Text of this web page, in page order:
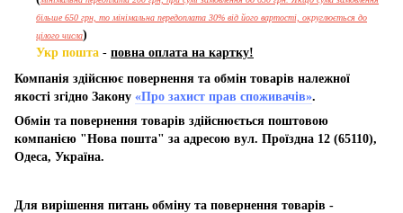
більше 650 грн, то мінімальна передоплата 30% від його вартості, округлюється до
цілого числа)
Укр пошта - повна оплата на картку!
Компанія здійснює повернення та обмін товарів належної
якості згідно Закону «Про захист прав споживачів».
Обмін та повернення товарів здійснюється поштовою
компанією "Нова пошта" за адресою вул. Проїздна 12 (65110),
Одеса, Україна.
Для вирішення питань обміну та повернення товарів -